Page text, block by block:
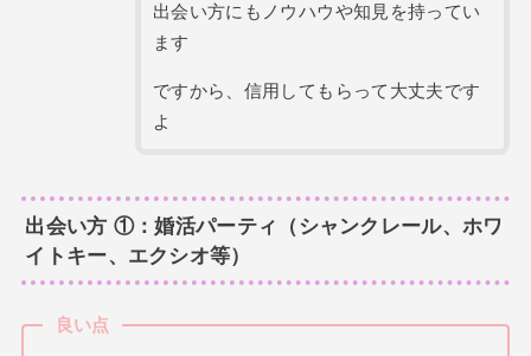
出会い方にもノウハウや知見を持ってい
ます
ですから、信用してもらって大丈夫です
よ
出会い方 ①：婚活パーティ（シャンクレール、ホワ
イトキー、エクシオ等）
良い点